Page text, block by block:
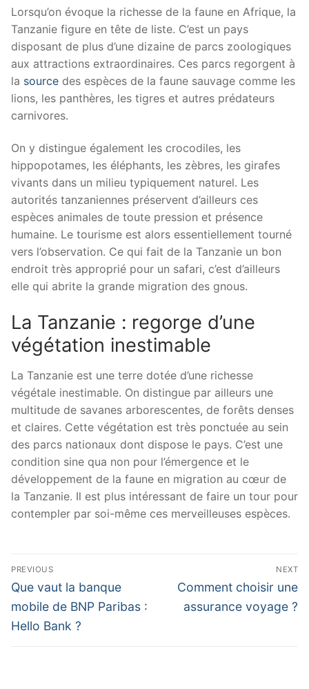
Lorsqu’on évoque la richesse de la faune en Afrique, la
Tanzanie figure en tête de liste. C’est un pays
disposant de plus d’une dizaine de parcs zoologiques
aux attractions extraordinaires. Ces parcs regorgent à
la source des espèces de la faune sauvage comme les
lions, les panthères, les tigres et autres prédateurs
carnivores.
On y distingue également les crocodiles, les
hippopotames, les éléphants, les zèbres, les girafes
vivants dans un milieu typiquement naturel. Les
autorités tanzaniennes préservent d’ailleurs ces
espèces animales de toute pression et présence
humaine. Le tourisme est alors essentiellement tourné
vers l’observation. Ce qui fait de la Tanzanie un bon
endroit très approprié pour un safari, c’est d’ailleurs
elle qui abrite la grande migration des gnous.
La Tanzanie : regorge d’une
végétation inestimable
La Tanzanie est une terre dotée d’une richesse
végétale inestimable. On distingue par ailleurs une
multitude de savanes arborescentes, de forêts denses
et claires. Cette végétation est très ponctuée au sein
des parcs nationaux dont dispose le pays. C’est une
condition sine qua non pour l’émergence et le
développement de la faune en migration au cœur de
la Tanzanie. Il est plus intéressant de faire un tour pour
contempler par soi-même ces merveilleuses espèces.
Navigation
de
l’article
PREVIOUS
Previous
post:
Que vaut la banque
mobile de BNP Paribas :
Hello Bank ?
NEXT
Next
post:
Comment choisir une
assurance voyage ?